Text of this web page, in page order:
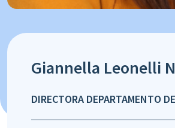
Giannella Leonelli
DIRECTORA DEPARTAMENTO